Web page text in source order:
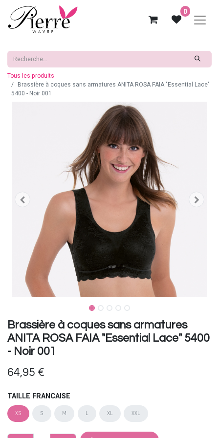
0
Tous les produits
Brassière à coques sans armatures ANITA ROSA FAIA "Essential Lace"
5400 - Noir 001
Brassière à coques sans armatures
ANITA ROSA FAIA "Essential Lace" 5400
- Noir 001
64,95 €
TAILLE FRANCAISE
XS S M L XL XXL